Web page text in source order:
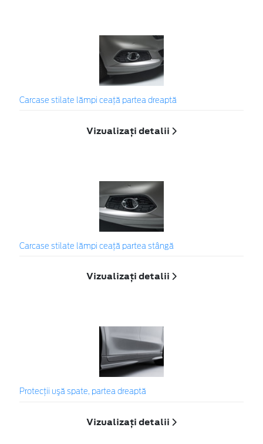
Carcase stilate lămpi ceaţă partea dreaptă
Vizualizați detalii
Carcase stilate lămpi ceaţă partea stângă
Vizualizați detalii
Protecţii uşă spate, partea dreaptă
Vizualizați detalii